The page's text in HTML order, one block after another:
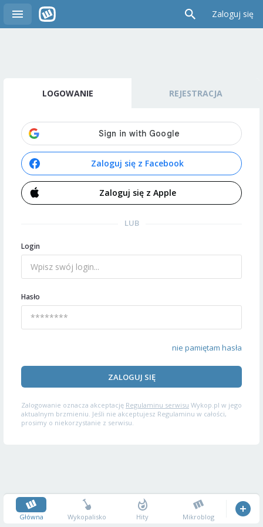
Zaloguj się
LOGOWANIE REJESTRACJA
Zaloguj się z Facebook
Zaloguj się z Apple
LUB
Login
Hasło
nie pamiętam hasła
ZALOGUJ SIĘ
Zalogowanie oznacza akceptację Regulaminu serwisu Wykop.pl w jego
aktualnym brzmieniu. Jeśli nie akceptujesz Regulaminu w całości,
prosimy o niekorzystanie z serwisu.
Główna Wykopalisko Hity Mikroblog